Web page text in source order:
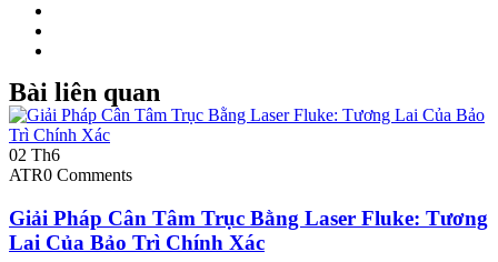
Bài liên quan
02 Th6
ATR0 Comments
Giải Pháp Cân Tâm Trục Bằng Laser Fluke: Tương
Lai Của Bảo Trì Chính Xác